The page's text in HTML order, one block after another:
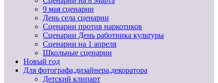
9 мая сценарии
День села сценарии
Сценарии против наркотиков
Сценарии День работника культуры
Сценарии на 1 апреля
Школьные сценарии
Новый год
Для фотографа,дизайнера,декоратора
Детский клипарт